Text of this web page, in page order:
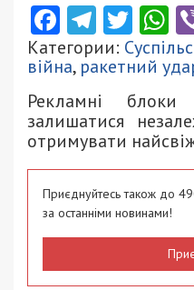
Facebook
Категории:
війна, ракетний
Рекламні
залишатися
отримувати
Приєднуйтесь також до
за останніми новинами!